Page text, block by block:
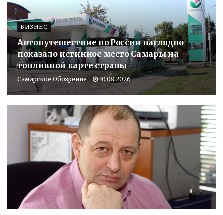
БИЗНЕС
Автопутешествие по России наглядно
показало истинное место Самары на
топливной карте страны
Самарское Обозрение 10.08.2026